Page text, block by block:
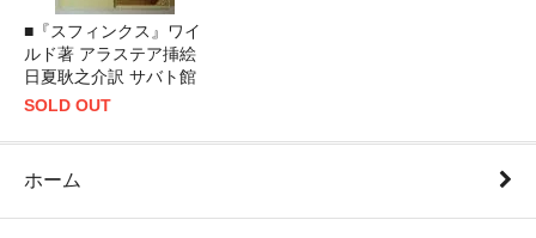
■『スフィンクス』ワイ
ルド著 アラステア挿絵
日夏耿之介訳 サバト館
SOLD OUT
ホーム